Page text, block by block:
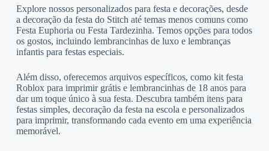
Explore nossos personalizados para festa e decorações, desde
a decoração da festa do Stitch até temas menos comuns como
Festa Euphoria ou Festa Tardezinha. Temos opções para todos
os gostos, incluindo lembrancinhas de luxo e lembranças
infantis para festas especiais.
Além disso, oferecemos arquivos específicos, como kit festa
Roblox para imprimir grátis e lembrancinhas de 18 anos para
dar um toque único à sua festa. Descubra também itens para
festas simples, decoração da festa na escola e personalizados
para imprimir, transformando cada evento em uma experiência
memorável.